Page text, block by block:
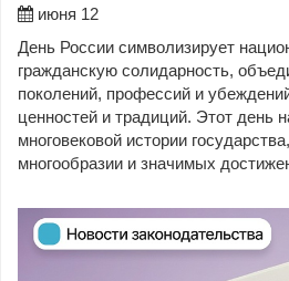
июня 12
День России символизирует
гражданскую солидарность,
поколений, профессий и
ценностей и традиций. Этот день
многовековой истории
многообразии и значимых